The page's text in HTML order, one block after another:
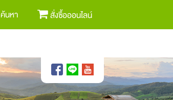
ค้นหา สั่งซื้อออนไลน์